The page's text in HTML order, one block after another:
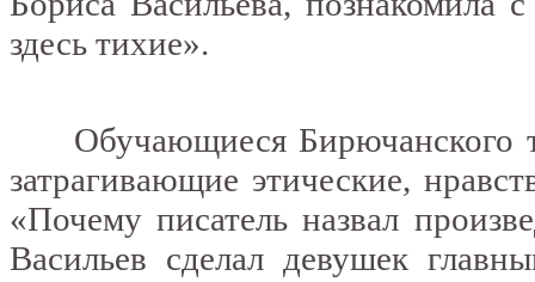
здесь тихие».
Обучающиеся Бирючанского
затрагивающие этические,
«Почему писатель назвал
Васильев сделал девушек